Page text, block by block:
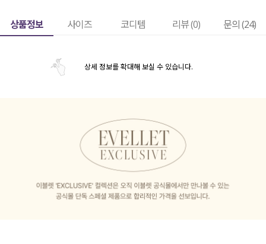
상품정보 사이즈 코디템 리뷰 (0) 문의 (24)
상세 정보를 확대해 보실 수 있습니다.